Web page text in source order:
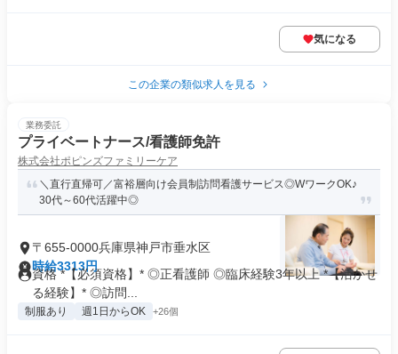
気になる
この企業の類似求人を見る
業務委託
プライベートナース/看護師免許
株式会社ポピンズファミリーケア
＼直行直帰可／富裕層向け会員制訪問看護サービス◎WワークOK♪
30代～60代活躍中◎
〒655-0000兵庫県神戸市垂水区
時給3313円
資格 *【必須資格】* ◎正看護師 ◎臨床経験3年以上 *【活かせ
る経験】* ◎訪問...
制服あり 週1日からOK +26個